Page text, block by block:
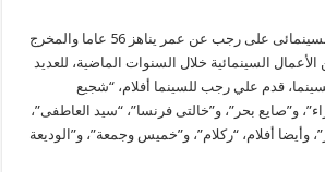
مغلقة
توفى منذ قليل المخرج السينمائى على رجب عن عمر يناهز 56 عاما والمخرج
السينمائية خلال السنوات الماضية، للعديد
قدم علي رجب للسينما أفلام، “شجيع
و”صايع بحر”، و”خالتى فرنسا”، “سيد العاطفى”،
وأيضا أفلام، “ركلام”، و”خميس وجمعة”، و”الوديعة